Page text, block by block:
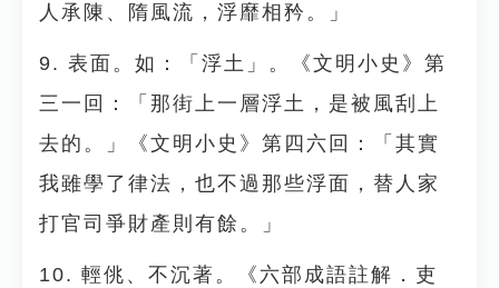
人承陳、隋風流，浮靡相矜。」
9. 表面。如：「浮土」。《文明小史》第
三一回：「那街上一層浮土，是被風刮上
去的。」《文明小史》第四六回：「其實
我雖學了律法，也不過那些浮面，替人家
打官司爭財產則有餘。」
10. 輕佻、不沉著。《六部成語註解．吏